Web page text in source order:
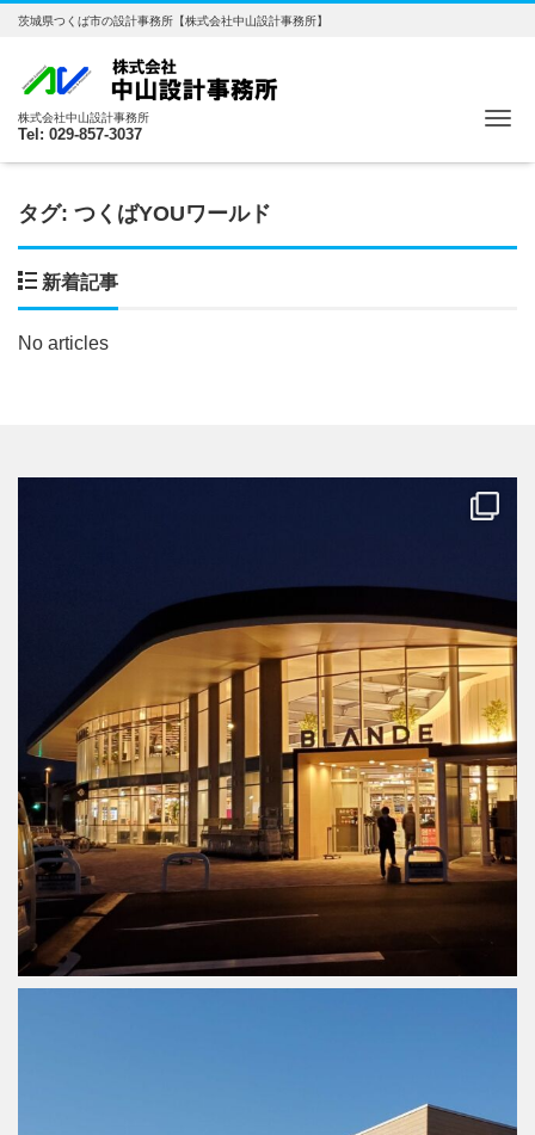
茨城県つくば市の設計事務所【株式会社中山設計事務所】
株式会社中山設計事務所
Tel: 029-857-3037
タグ: つくばYOUワールド
新着記事
No articles